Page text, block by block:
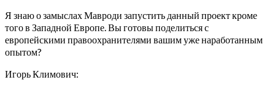
Я знаю о замыслах Мавроди запустить данный проект кроме
того в Западной Европе. Вы готовы поделиться с
европейскими правоохранителями вашим уже наработанным
опытом?
Игорь Климович: